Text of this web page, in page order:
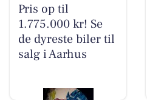
Pris op til
1.775.000 kr! Se
de dyreste biler til
salg i Aarhus